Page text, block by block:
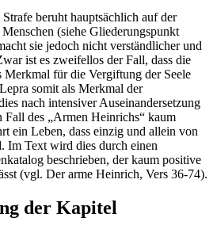
beruht hauptsächlich auf der
(siehe Gliederungspunkt
sie jedoch nicht verständlicher und
ist es zweifellos der Fall, dass die
Merkmal für die Vergiftung der Seele
somit als Merkmal der
nach intensiver Auseinandersetzung
Fall des „Armen Heinrichs“ kaum
ein Leben, dass einzig und allein von
Im Text wird dies durch einen
beschrieben, der kaum positive
(vgl. Der arme Heinrich, Vers 36-74).
der Kapitel